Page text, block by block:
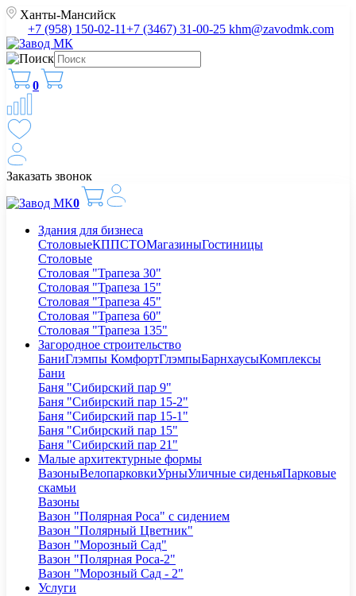
Ханты-Мансийск
+7 (958) 150-02-11+7 (3467) 31-00-25 khm@zavodmk.com
0
Заказать звонок
0
Здания для бизнеса
СтоловыеКППСТОМагазиныГостиницы
Столовые
Столовая "Трапеза 30"
Столовая "Трапеза 15"
Столовая "Трапеза 45"
Столовая "Трапеза 60"
Столовая "Трапеза 135"
Загородное строительство
БаниГлэмпы КомфортГлэмпыБарнхаусыКомплексы
Бани
Баня "Сибирский пар 9"
Баня "Сибирский пар 15-2"
Баня "Сибирский пар 15-1"
Баня "Сибирский пар 15"
Баня "Сибирский пар 21"
Малые архитектурные формы
ВазоныВелопарковкиУрныУличные сиденьяПарковые
скамьи
Вазоны
Вазон "Полярная Роса" с сидением
Вазон "Полярный Цветник"
Вазон "Морозный Сад"
Вазон "Полярная Роса-2"
Вазон "Морозный Сад - 2"
Услуги